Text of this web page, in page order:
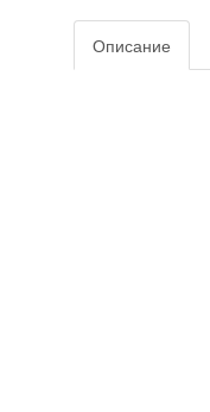
Описание